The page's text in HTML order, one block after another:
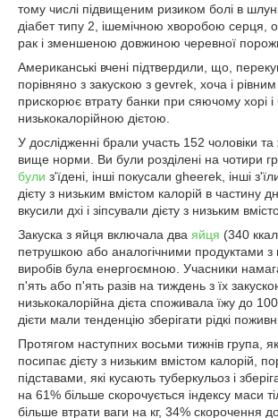
тому числі підвищеним ризиком болі в
діабет типу 2, ішемічною хворобою серця,
рак і зменшеною довжиною черевної
Американські вчені підтвердили, що,
порівняно з закускою з gevrek, хоча і рівним
прискорює втрату банки при сяючому хорі і
низькокалорійною дієтою.
У дослідженні брали участь 152 чоловіки та
вище норми. Ви були розділені на чотири
були з'їдені, інші покусали gheerek, інші
дієту з низьким вмістом калорій в частину
вкусили дхі і зіпсували дієту з низьким
Закуска з яйця включала два яйця (340
петрушкою або аналогічними продуктами
виробів була енергоємною. Учасники
п'ять або п'ять разів на тиждень з їх
низькокалорійна дієта споживала їжу до
дієти мали тенденцію зберігати рідкі
Протягом наступних восьми тижнів група,
посипає дієту з низьким вмістом калорій,
підставами, які кусають туберкульоз і
на 61% більше скорочується індексу маси
більше втрати ваги на кг, 34% скорочення